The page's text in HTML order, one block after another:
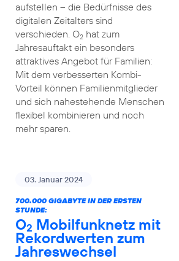
aufstellen – die Bedürfnisse des
digitalen Zeitalters sind
verschieden. O2hat zum
Jahresauftakt ein besonders
attraktives Angebot für Familien:
Mit dem verbesserten Kombi-
Vorteil können Familienmitglieder
und sich nahestehende Menschen
flexibel kombinieren und noch
mehr sparen.
03. Januar 2024
700.000 GIGABYTE IN DER ERSTEN
STUNDE:
O2 Mobilfunknetz mit
Rekordwerten zum
Jahreswechsel